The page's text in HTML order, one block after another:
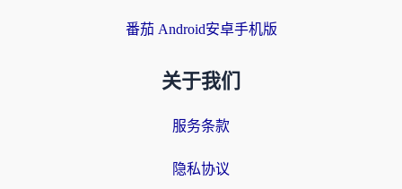
番茄 Android安卓手机版
关于我们
服务条款
隐私协议